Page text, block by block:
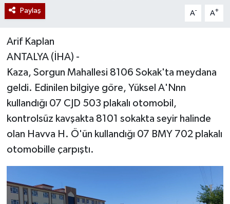
Paylaş A- A+
Arif Kaplan
ANTALYA (İHA) -
Kaza, Sorgun Mahallesi 8106 Sokak'ta meydana
geldi. Edinilen bilgiye göre, Yüksel A'Nnn
kullandığı 07 CJD 503 plakalı otomobil,
kontrolsüz kavşakta 8101 sokakta seyir halinde
olan Havva H. Ö'ün kullandığı 07 BMY 702 plakalı
otomobille çarpıştı.